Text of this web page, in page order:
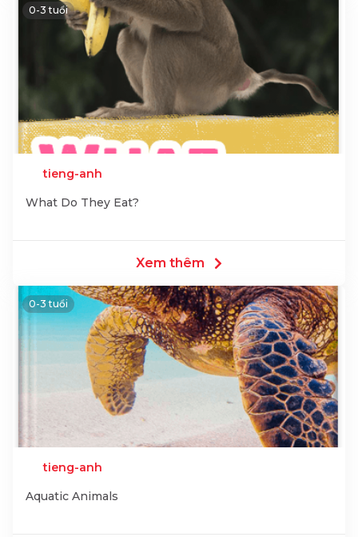
0-3 tuổi
tieng-anh
What Do They Eat?
Xem thêm
0-3 tuổi
tieng-anh
Aquatic Animals